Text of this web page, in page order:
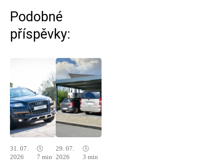
Podobné
příspěvky:
31. 07.
2026
🕓
7 min
29. 07.
2026
🕓
3 min